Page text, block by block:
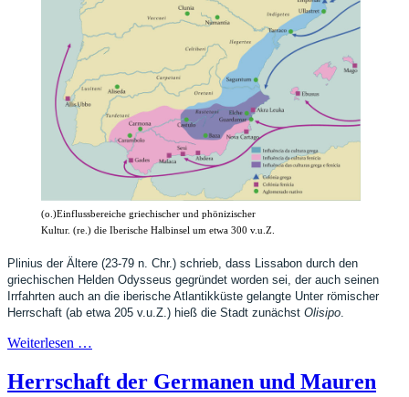
(o.)Einflussbereiche griechischer und phönizischer
Kultur. (re.) die Iberische Halbinsel um etwa 300 v.u.Z.
Plinius der Ältere (23-79 n. Chr.) schrieb, dass Lissabon durch den
griechischen Helden Odysseus gegründet worden sei, der auch seinen
Irrfahrten auch an die iberische Atlantikküste gelangte Unter römischer
Herrschaft (ab etwa 205 v.u.Z.) hieß die Stadt zunächst Olisipo.
Weiterlesen …
Herrschaft der Germanen und Mauren